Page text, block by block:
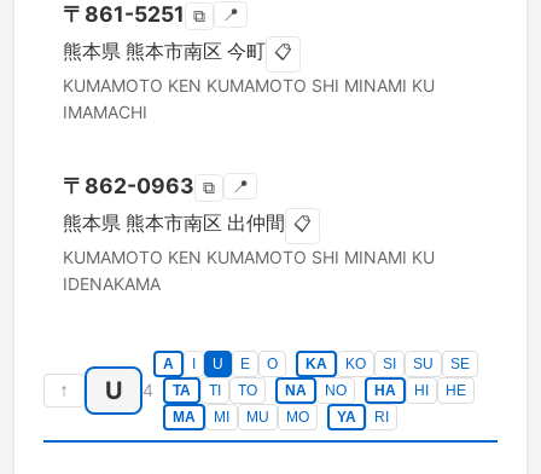
〒 861-5251 ⧉ 📍
熊本県 熊本市南区 今町 📋
KUMAMOTO KEN KUMAMOTO SHI MINAMI KU
IMAMACHI
〒 862-0963 ⧉ 📍
熊本県 熊本市南区 出仲間 📋
KUMAMOTO KEN KUMAMOTO SHI MINAMI KU
IDENAKAMA
↑ U 4
A U E O KA KO SI SU
SE
TA
TI TO NA NO HA HI
HE
MA
MI MU MO YA RI